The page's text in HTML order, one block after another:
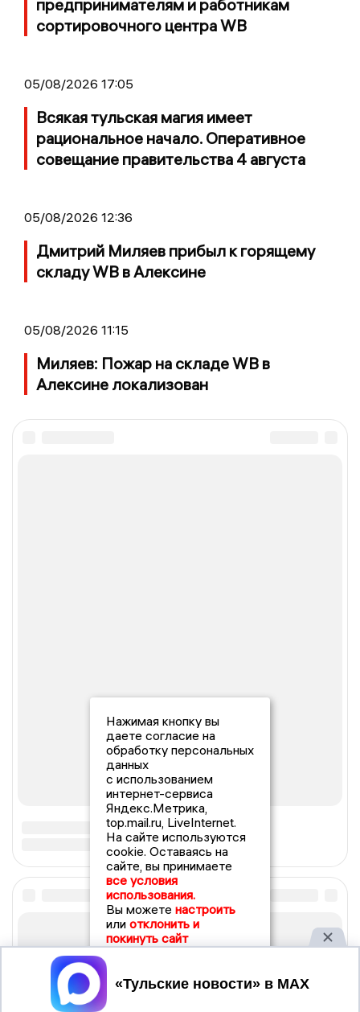
предпринимателям и работникам
сортировочного центра WB
05/08/2026 17:05
Всякая тульская магия имеет
рациональное начало. Оперативное
совещание правительства 4 августа
05/08/2026 12:36
Дмитрий Миляев прибыл к горящему
складу WB в Алексине
05/08/2026 11:15
Миляев: Пожар на складе WB в
Алексине локализован
Нажимая кнопку вы
даете согласие на
обработку персональных
данных
с использованием
интернет-сервиса
Яндекс.Метрика,
top.mail.ru, LiveInternet.
На сайте используются
cookie. Оставаясь на
сайте, вы принимаете
все условия
использования.
Вы можете настроить
или отклонить и
покинуть сайт
Принять